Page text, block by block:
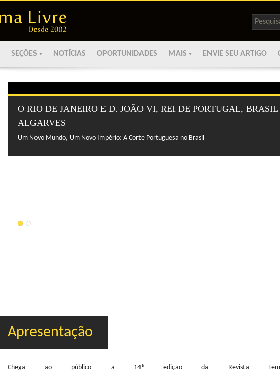
por:
SEÇÕES NOTÍCIAS OPORTUNIDADES MAIS ENVIE SEU ARTIGO
O RIO DE JANEIRO E D. JOÃO VI, REI DE PORTUGAL, BRASIL
ALGARVES
Um Novo Mundo, Um Novo Império: A Corte Portuguesa no Brasil
Apresentação
Chega ao público a 14ª edição da Revista